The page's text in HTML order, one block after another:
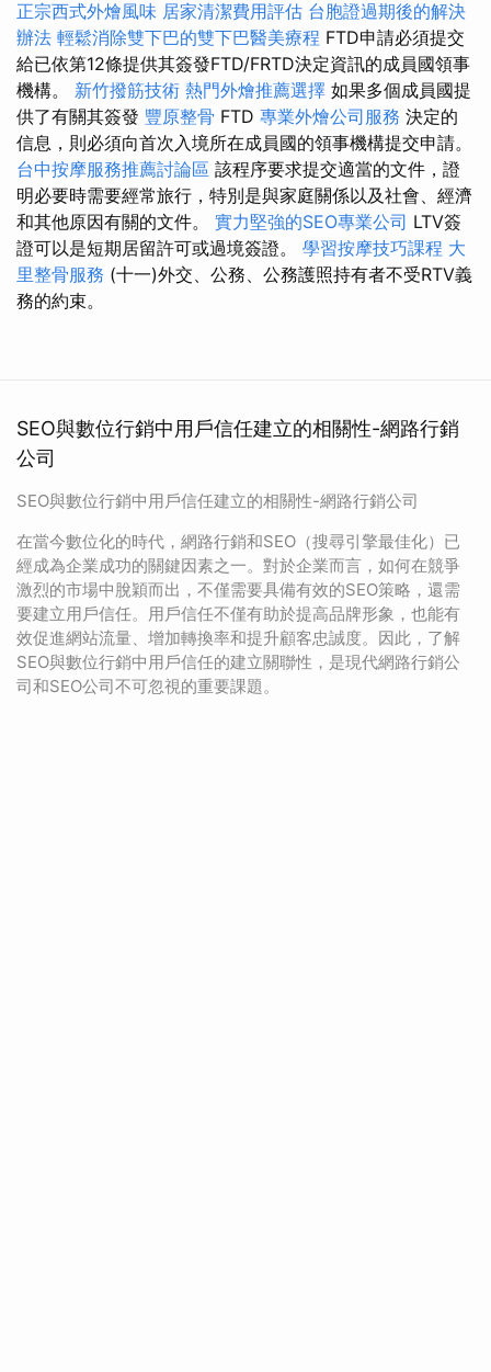
正宗西式外燴風味 居家清潔費用評估 台胞證過期後的解決
辦法 輕鬆消除雙下巴的雙下巴醫美療程 FTD申請必須提交
給已依第12條提供其簽發FTD/FRTD決定資訊的成員國領事
機構。 新竹撥筋技術 熱門外燴推薦選擇 如果多個成員國提
供了有關其簽發 豐原整骨 FTD 專業外燴公司服務 決定的
信息，則必須向首次入境所在成員國的領事機構提交申請。
台中按摩服務推薦討論區 該程序要求提交適當的文件，證
明必要時需要經常旅行，特別是與家庭關係以及社會、經濟
和其他原因有關的文件。 實力堅強的SEO專業公司 LTV簽
證可以是短期居留許可或過境簽證。 學習按摩技巧課程 大
里整骨服務 (十一)外交、公務、公務護照持有者不受RTV義
務的約束。
SEO與數位行銷中用戶信任建立的相關性-網路行銷
公司
SEO與數位行銷中用戶信任建立的相關性-網路行銷公司
在當今數位化的時代，網路行銷和SEO（搜尋引擎最佳化）已
經成為企業成功的關鍵因素之一。對於企業而言，如何在競爭
激烈的市場中脫穎而出，不僅需要具備有效的SEO策略，還需
要建立用戶信任。用戶信任不僅有助於提高品牌形象，也能有
效促進網站流量、增加轉換率和提升顧客忠誠度。因此，了解
SEO與數位行銷中用戶信任的建立關聯性，是現代網路行銷公
司和SEO公司不可忽視的重要課題。